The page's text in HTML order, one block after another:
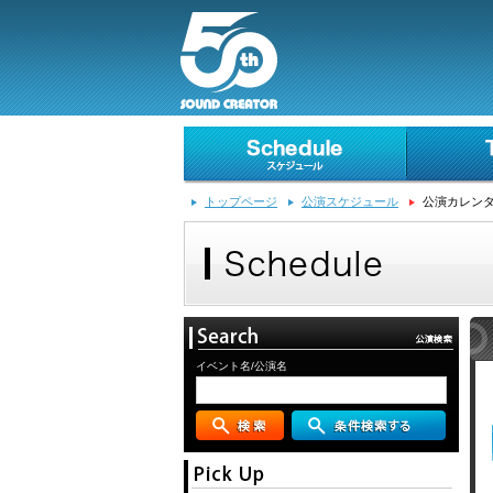
トップページ 公演スケジュール 公演カレン
イベント名/公演名